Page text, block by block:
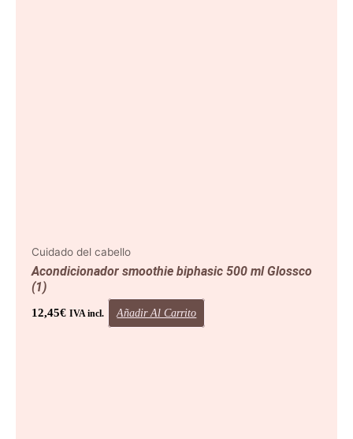
Cuidado del cabello
Acondicionador smoothie biphasic 500 ml Glossco
(1)
12,45€ IVA incl. Añadir Al Carrito